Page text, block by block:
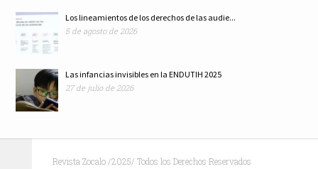
Los lineamientos de los derechos de las audie...
5 de agosto de 2026
Las infancias invisibles en la ENDUTIH 2025
27 de julio de 2026
Revista Zocalo /2025/ Todos los Derechos Reservados